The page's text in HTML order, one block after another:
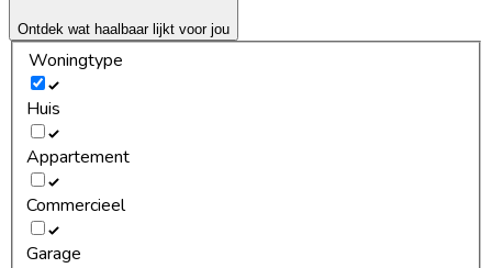
Ontdek wat haalbaar lijkt voor jou
Woningtype
Huis
Appartement
Commercieel
Garage